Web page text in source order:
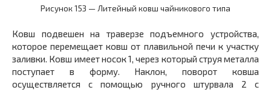
Рисунок 153 — Литейный ковш чайникового типа
Ковш подвешен на траверзе подъемного устройства,
которое перемещает ковш от плавильной печи к участку
заливки. Ковш имеет носок 1, через который струя металла
поступает в форму. Наклон, поворот ковша
осуществляется с помощью ручного штурвала 2 с